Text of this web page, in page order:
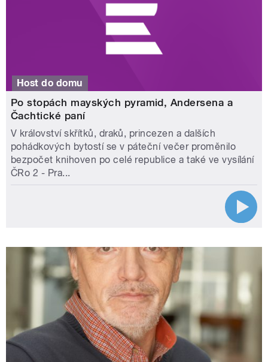
Host do domu
Po stopách mayských pyramid, Andersena a
Čachtické paní
V království skřítků, draků, princezen a dalších
pohádkových bytostí se v páteční večer proměnilo
bezpočet knihoven po celé republice a také ve vysílání
ČRo 2 - Pra...